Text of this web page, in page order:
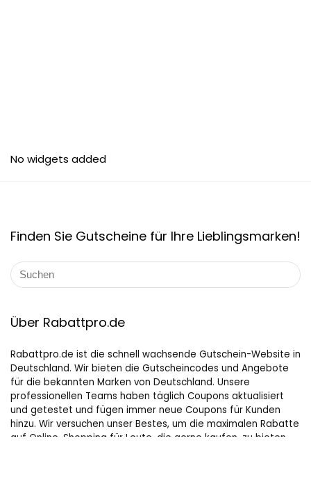
No widgets added
Finden Sie Gutscheine für Ihre Lieblingsmarken!
Über Rabattpro.de
Rabattpro.de ist die schnell wachsende Gutschein-Website in
Deutschland. Wir bieten die Gutscheincodes und Angebote
für die bekannten Marken von Deutschland. Unsere
professionellen Teams haben täglich Coupons aktualisiert
und getestet und fügen immer neue Coupons für Kunden
hinzu. Wir versuchen unser Bestes, um die maximalen Rabatte
auf Online-Shopping für Leute, die gerne kaufen, zu bieten.